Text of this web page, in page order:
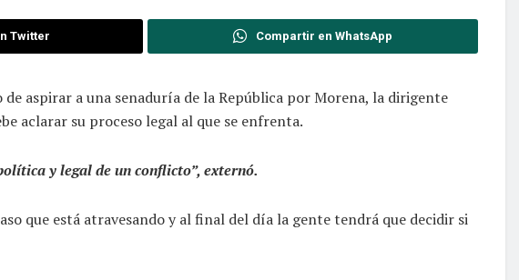
Twitter Compartir en WhatsApp
aspirar a una senaduría de la República por Morena, la dirigente
aclarar su proceso legal al que se enfrenta.
y legal de un conflicto”, externó.
que está atravesando y al final del día la gente tendrá que decidir si